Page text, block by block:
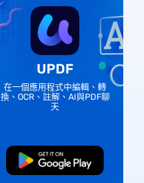
UPDF
在一個應用程式中編輯、轉
換、OCR、註解、AI與PDF聊
天
免費下載